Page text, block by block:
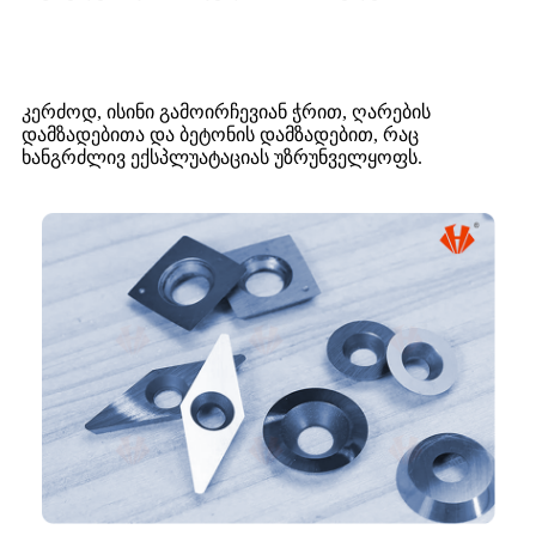
კერძოდ, ისინი გამოირჩევიან ჭრით, ღარების
დამზადებითა და ბეტონის დამზადებით, რაც
ხანგრძლივ ექსპლუატაციას უზრუნველყოფს.